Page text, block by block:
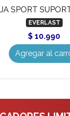
EVERLAST
$ 10.990
Agregar al